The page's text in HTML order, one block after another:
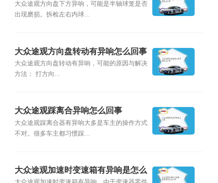
大众途观方向盘下方异响，可能是半轴球笼是否
出现磨损。拆检左右内球...
大众途观方向盘转动有异响怎么回事
大众途观方向盘转动有异响，可能的原因与解决
方法： 打方向...
大众途观踩离合异响怎么回事
大众途观踩离合器有异响大多是车主的操作方式
不对。很多车主都习惯踩...
大众途观加速时变速箱有异响是怎么